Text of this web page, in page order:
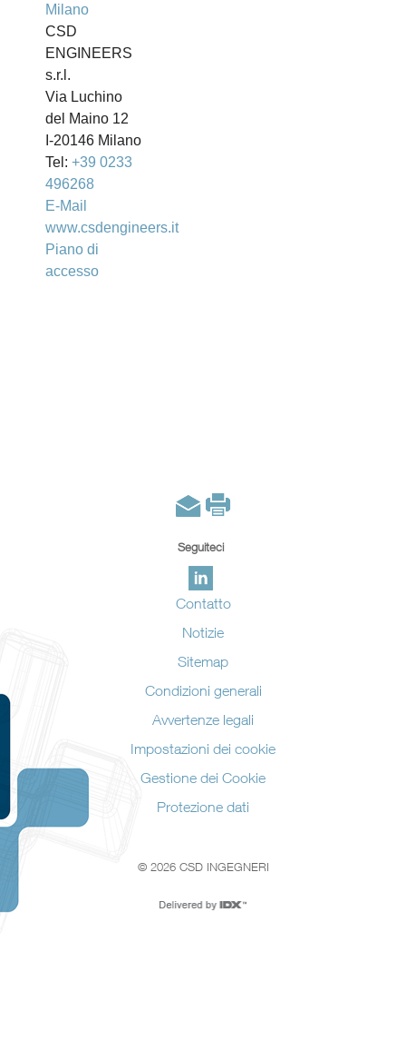
Milano
CSD
ENGINEERS
s.r.l.
Via Luchino
del Maino 12
I-20146 Milano
Tel: +39 0233
496268
E-Mail
www.csdengineers.it
Piano di
accesso
Seguiteci
Contatto
Notizie
Sitemap
Condizioni generali
Avvertenze legali
Impostazioni dei cookie
Gestione dei Cookie
Protezione dati
© 2026 CSD INGEGNERI